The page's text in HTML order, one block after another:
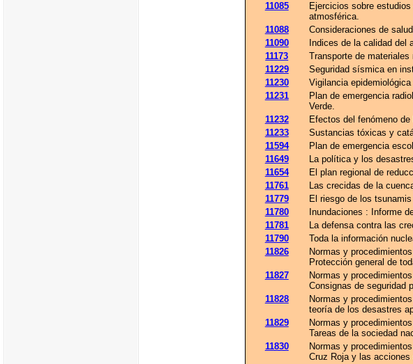
11085
Ejercicios sobre
atmosférica.
11088
Consideraciones de
11090
Indices de la calidad del
11173
Transporte de materiales
11229
Seguridad sísmica en
11230
Vigilancia
11231
Plan de emergencia
Verde.
11232
Efectos del fenómeno
11233
Sustancias tóxicas y
11594
Plan de emergencia
11649
La política y los
11654
El plan regional de
11761
Las crecidas de la
11779
El riesgo de los
11780
Inundaciones : Informe
11781
La defensa contra las
11790
Toda la información
11826
Normas y
Protección general de
11827
Normas y
Consignas de seguridad
11828
Normas y
teoría de los desastres
11829
Normas y
Tareas de la sociedad
11830
Normas y
Cruz Roja y las